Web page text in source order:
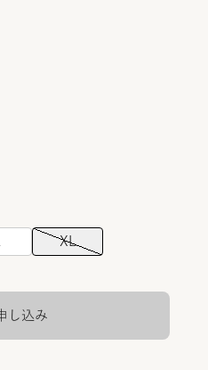
XL
し込み